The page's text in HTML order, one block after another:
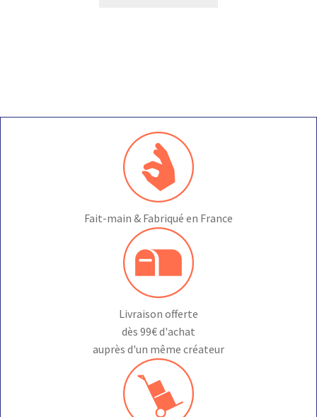
Fait-main & Fabriqué en France
Livraison offerte
dès 99€ d'achat
auprès d'un même créateur